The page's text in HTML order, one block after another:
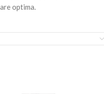
optima.